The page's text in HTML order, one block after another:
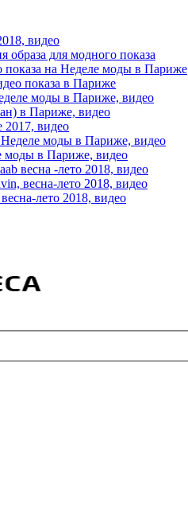
видео
образа для модного показа
показа на Неделе моды в Париже
показа в Париже
моды в Париже, видео
в Париже, видео
2017, видео
Неделе моды в Париже, видео
моды в Париже, видео
весна -лето 2018, видео
весна-лето 2018, видео
лето 2018, видео